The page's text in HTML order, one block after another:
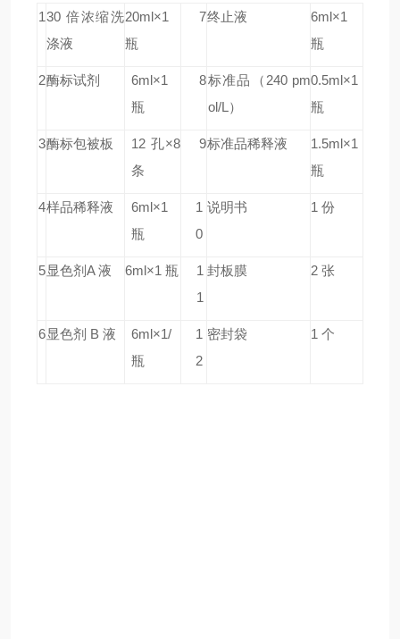
130 倍浓缩洗
涤液
20ml×1
瓶
7终止液
6ml×1
瓶
2酶标试剂
6ml×1
瓶
8标准品
（240 pm
ol/L）
0.5ml×1
瓶
3酶标包被板
12 孔×8
条
9标准品稀释液
1.5ml×1
瓶
4样品稀释液
6ml×1
瓶
1
0
说明书 1 份
5显色剂A 液 6ml×1 瓶
1
1
封板膜 2 张
6显色剂 B 液
6ml×1/
瓶
1
2
密封袋 1 个